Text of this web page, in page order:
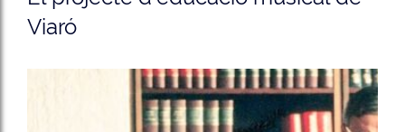
Viaró